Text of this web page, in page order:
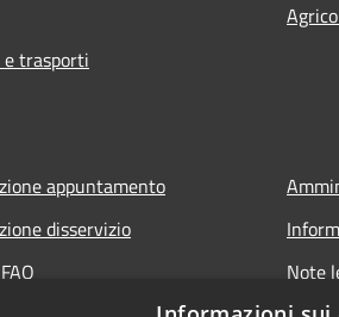
trasporti
appuntamento
disservizio
Note